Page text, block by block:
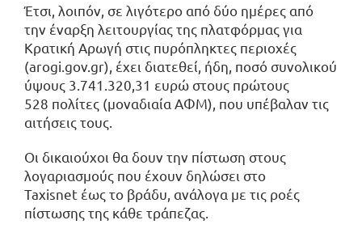
Έτσι, λοιπόν, σε λιγότερο από δύο ημέρες από
την έναρξη λειτουργίας της πλατφόρμας για
Κρατική Αρωγή στις πυρόπληκτες περιοχές
(arogi.gov.gr), έχει διατεθεί, ήδη, ποσό συνολικού
ύψους 3.741.320,31 ευρώ στους πρώτους
528 πολίτες (μοναδιαία ΑΦΜ), που υπέβαλαν τις
αιτήσεις τους.
Οι δικαιούχοι θα δουν την πίστωση στους
λογαριασμούς που έχουν δηλώσει στο
Taxisnet έως το βράδυ, ανάλογα με τις ροές
πίστωσης της κάθε τράπεζας.